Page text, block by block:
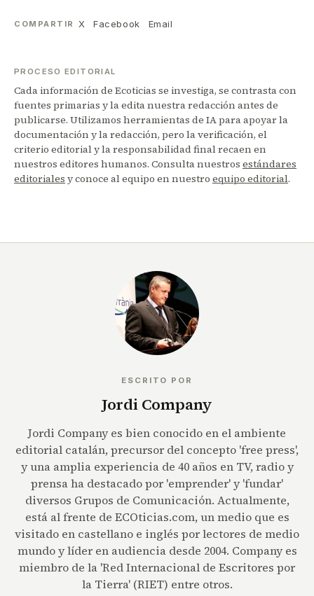
COMPARTIR X Facebook Email
PROCESO EDITORIAL
Cada información de Ecoticias se investiga, se contrasta con
fuentes primarias y la edita nuestra redacción antes de
publicarse. Utilizamos herramientas de IA para apoyar la
documentación y la redacción, pero la verificación, el
criterio editorial y la responsabilidad final recaen en
nuestros editores humanos. Consulta nuestros estándares
editoriales y conoce al equipo en nuestro equipo editorial.
ESCRITO POR
Jordi Company
Jordi Company es bien conocido en el ambiente
editorial catalán, precursor del concepto 'free press',
y una amplia experiencia de 40 años en TV, radio y
prensa ha destacado por 'emprender' y 'fundar'
diversos Grupos de Comunicación. Actualmente,
está al frente de ECOticias.com, un medio que es
visitado en castellano e inglés por lectores de medio
mundo y líder en audiencia desde 2004. Company es
miembro de la 'Red Internacional de Escritores por
la Tierra' (RIET) entre otros.